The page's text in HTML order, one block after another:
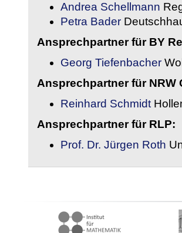
Andrea Schellmann
Petra Bader
Ansprechpartner für BY
Georg Tiefenbacher
Ansprechpartner für NRW
Reinhard Schmidt
Ansprechpartner für RLP:
Prof. Dr. Jürgen Roth